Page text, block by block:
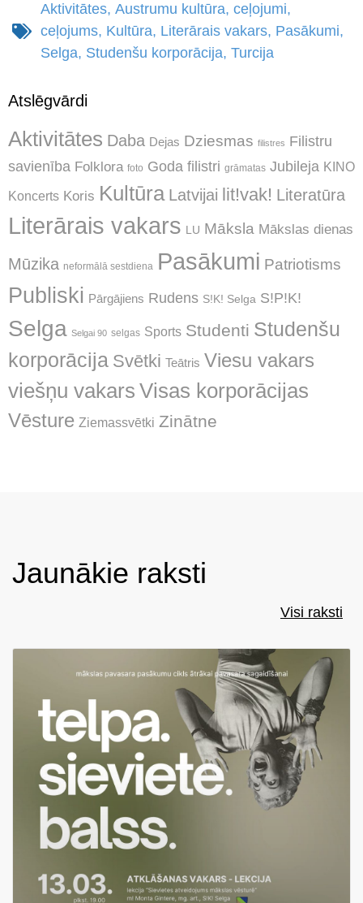
Aktivitātes, Austrumu kultūra, ceļojumi,
ceļojums, Kultūra, Literārais vakars, Pasākumi,
Selga, Studenšu korporācija, Turcija
Atslēgvārdi
Aktivitātes Daba Dejas Dziesmas filistres Filistru
savienība Folklora foto Goda filistri grāmatas Jubileja KINO
Koncerts Koris Kultūra Latvijai lit!vak! Literatūra
Literārais vakars LU Māksla Mākslas dienas
Mūzika neformālā sestdiena Pasākumi Patriotisms
Publiski Pārgājiens Rudens S!K! Selga S!P!K!
Selga Selgai 90 selgas Sports Studenti Studenšu
korporācija Svētki Teātris Viesu vakars
viešņu vakars Visas korporācijas
Vēsture Ziemassvētki Zinātne
Jaunākie raksti
Visi raksti